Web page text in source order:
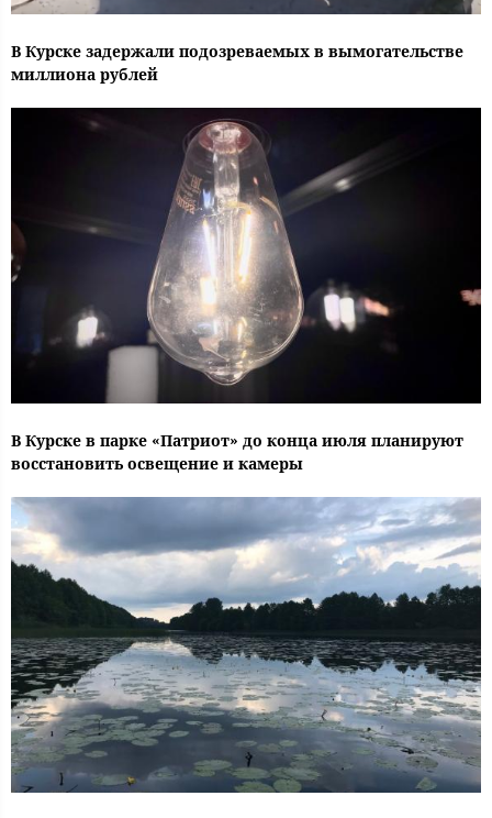
В Курске задержали подозреваемых в вымогательстве
миллиона рублей
В Курске в парке «Патриот» до конца июля планируют
восстановить освещение и камеры